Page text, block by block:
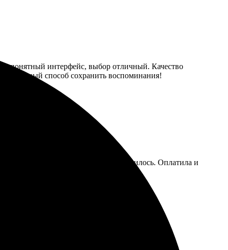
понятный интерфейс, выбор отличный. Качество
Отличный способ сохранить воспоминания!
понятный, все быстро загрузилось. Оплатила и
всем знакомым!